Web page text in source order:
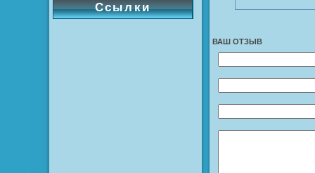
Ссылки
ВАШ ОТЗЫВ